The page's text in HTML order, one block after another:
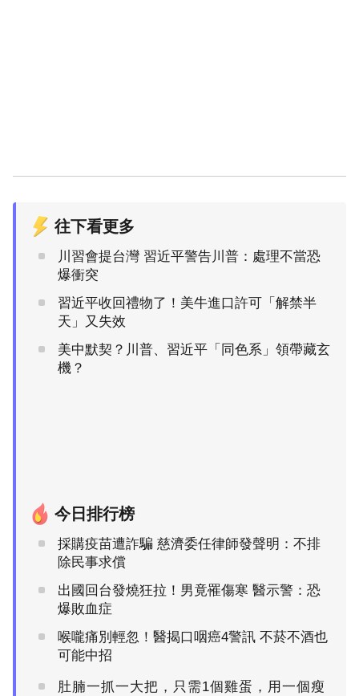
往下看更多
川習會提台灣 習近平警告川普：處理不當恐
爆衝突
習近平收回禮物了！美牛進口許可「解禁半
天」又失效
美中默契？川普、習近平「同色系」領帶藏玄
機？
今日排行榜
採購疫苗遭詐騙 慈濟委任律師發聲明：不排
除民事求償
出國回台發燒狂拉！男竟罹傷寒 醫示警：恐
爆敗血症
喉嚨痛別輕忽！醫揭口咽癌4警訊 不菸不酒也
可能中招
肚腩一抓一大把，只需1個雞蛋，用一個瘦